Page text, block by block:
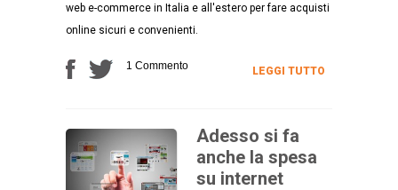
web e-commerce in Italia e all'estero per fare acquisti
online sicuri e convenienti.
1 Commento LEGGI TUTTO
Adesso si fa
anche la spesa
su internet